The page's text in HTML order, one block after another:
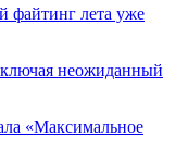
файтинг лета уже
неожиданный
«Максимальное